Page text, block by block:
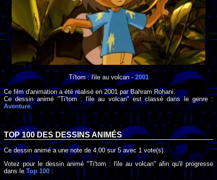
Ti'tom : l'ile au volcan- 2001
Ce film d'animation a été réalisé en 2001 parBahram Rohani .
Ce dessin animé "Ti'tom : l'ile au volcan" est classé dans le genre :
Aventure.
TOP 100 DES DESSINS ANIMÉS
Ce dessin animé a une note de4.00sur5avec 1 vote(s).
Votez pour le dessin animé "Ti'tom : l'ile au volcan" afin qu'il progresse
dans le Top 100 :